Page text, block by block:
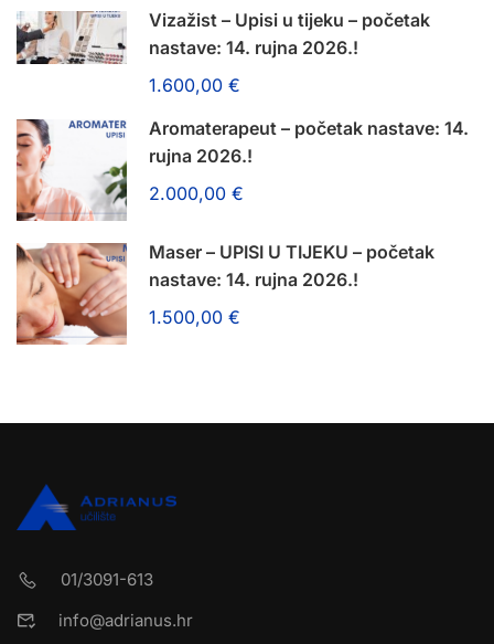
Vizažist – Upisi u tijeku – početak
nastave: 14. rujna 2026.!
1.600,00 €
Aromaterapeut – početak nastave: 14.
rujna 2026.!
2.000,00 €
Maser – UPISI U TIJEKU – početak
nastave: 14. rujna 2026.!
1.500,00 €
01/3091-613
info@adrianus.hr